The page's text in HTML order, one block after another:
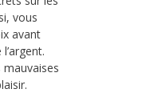
vous
avant